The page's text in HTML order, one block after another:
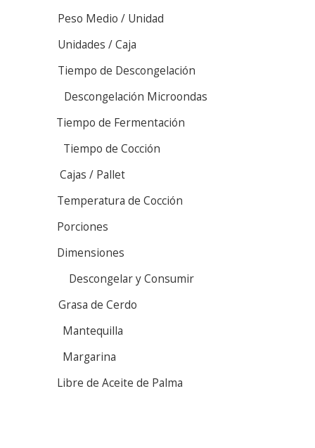
Peso Medio / Unidad
Unidades / Caja
Tiempo de Descongelación
Descongelación Microondas
Tiempo de Fermentación
Tiempo de Cocción
Cajas / Pallet
Temperatura de Cocción
Porciones
Dimensiones
Descongelar y Consumir
Grasa de Cerdo
Mantequilla
Margarina
Libre de Aceite de Palma